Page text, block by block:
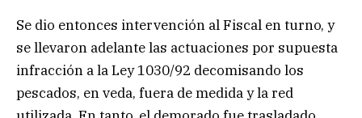
Se dio entonces intervención al Fiscal en turno, y
se llevaron adelante las actuaciones por supuesta
infracción a la Ley 1030/92 decomisando los
pescados, en veda, fuera de medida y la red